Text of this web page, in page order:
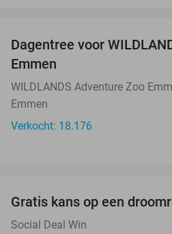
Dagentree voor
Emmen
WILDLANDS Adventure Zoo
Emmen
Verkocht: 18.176
Gratis kans op een
Social Deal Win